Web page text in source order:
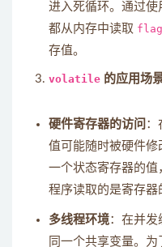
进入死循环。通过使
都从内存中读取 flag
存值。
volatile 的应用场
硬件寄存器的访问 ：
值可能随时被硬件修
一个状态寄存器的值
程序读取的是寄存器
多线程环境：在并
同一个共享变量。为